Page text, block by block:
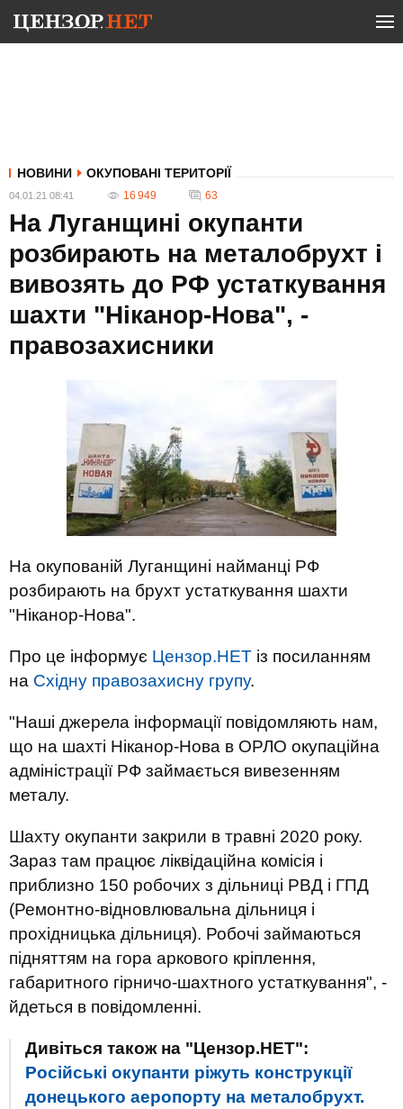
НОВИНИ ОКУПОВАНІ ТЕРИТОРІЇ
04.01.21 08:41 16 949 63
На Луганщині окупанти
розбирають на металобрухт і
вивозять до РФ устаткування
шахти "Ніканор-Нова", -
правозахисники
На окупованій Луганщині найманці РФ
розбирають на брухт устаткування шахти
"Ніканор-Нова".
Про це інформує Цензор.НЕТ із посиланням
на Східну правозахисну групу.
"Наші джерела інформації повідомляють нам,
що на шахті Ніканор-Нова в ОРЛО окупаційна
адміністрації РФ займається вивезенням
металу.
Шахту окупанти закрили в травні 2020 року.
Зараз там працює ліквідаційна комісія і
приблизно 150 робочих з дільниці РВД і ГПД
(Ремонтно-відновлювальна дільниця і
прохідницька дільниця). Робочі займаються
підняттям на гора аркового кріплення,
габаритного гірничо-шахтного устаткування", -
йдеться в повідомленні.
Дивіться також на "Цензор.НЕТ":
Російські окупанти ріжуть конструкції
донецького аеропорту на металобрухт.